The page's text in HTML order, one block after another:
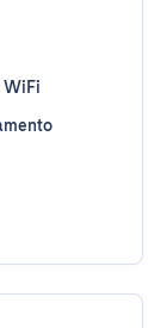
WiFi